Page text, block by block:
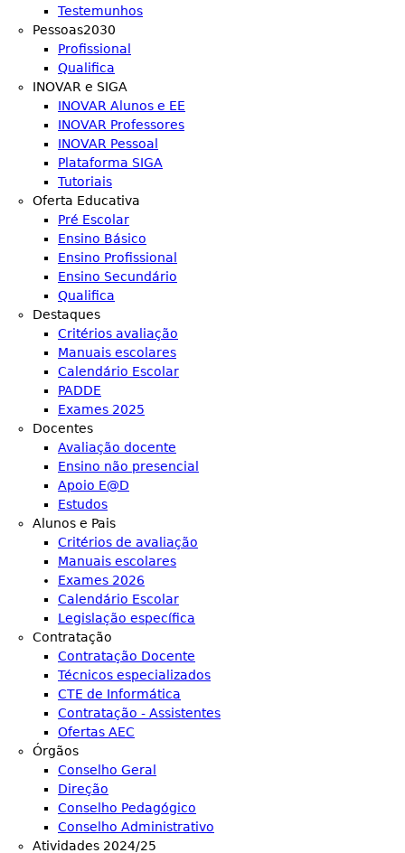
Testemunhos
Pessoas2030
Profissional
Qualifica
INOVAR e SIGA
INOVAR Alunos e EE
INOVAR Professores
INOVAR Pessoal
Plataforma SIGA
Tutoriais
Oferta Educativa
Pré Escolar
Ensino Básico
Ensino Profissional
Ensino Secundário
Qualifica
Destaques
Critérios avaliação
Manuais escolares
Calendário Escolar
PADDE
Exames 2025
Docentes
Avaliação docente
Ensino não presencial
Apoio E@D
Estudos
Alunos e Pais
Critérios de avaliação
Manuais escolares
Exames 2026
Calendário Escolar
Legislação específica
Contratação
Contratação Docente
Técnicos especializados
CTE de Informática
Contratação - Assistentes
Ofertas AEC
Órgãos
Conselho Geral
Direção
Conselho Pedagógico
Conselho Administrativo
Atividades 2024/25